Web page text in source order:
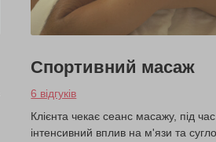
Спортивний масаж
6 відгуків
Клієнта чекає сеанс масажу, під
інтенсивний вплив на м'язи та